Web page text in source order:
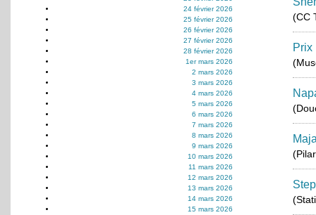
24 février 2026
25 février 2026
26 février 2026
27 février 2026
28 février 2026
1er mars 2026
2 mars 2026
3 mars 2026
4 mars 2026
5 mars 2026
6 mars 2026
7 mars 2026
8 mars 2026
9 mars 2026
10 mars 2026
11 mars 2026
12 mars 2026
13 mars 2026
14 mars 2026
15 mars 2026
(CC
Prix